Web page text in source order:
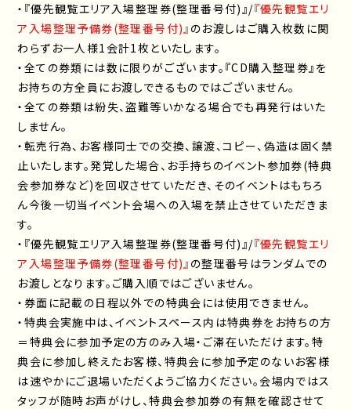
・『優先観覧エリア入場整理券(整理番号付)』/『優先観覧エリ
ア入場整理予備券(整理番号付)』 のお渡しはご購入枚数に関
わらずお一人様1会計1枚といたします。
・全ての券類には数に限りがございます。『CD購入整理券』を
お持ちの方全員にお渡しできるものではございません。
・全ての券類は紛失、盗難等いかなる場合でも再発行はいた
しません。
・転売行為、お客様同士での交換、譲渡、コピー、偽造は固く禁
止いたします。発覚した場合、お手持ちのイベント参加券(特典
会参加券など)を回収させていただき、そのイベントはもちろ
ん今後一切当イベント会場への入場を禁止させていただきま
す。
・『優先観覧エリア入場整理券(整理番号付)』/『優先観覧エリ
ア入場整理予備券(整理番号付)』 の整理番号はランダムでの
お渡しとなります。ご購入順ではございません。
・券面に記載の日程以外での特典会には使用できません。
・特典会実施中は、イベントスペース内は特典券をお持ちの方
＝特典会に参加予定の方のみ入場・ご滞在いただけます。特
典会に参加し終えたお客様、特典会に参加予定のないお客様
は速やかにご退場いただくようご協力ください。会場内ではス
タッフが随時お声がけし、特典会参加券の有無を確認させて